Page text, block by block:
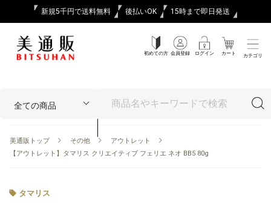
新規5千円で送料無料 後払いOK 15時まで即日発送
初めての方 会員登録 ログイン カート カテゴリ
美通販トップ その他
アウトレット
【アウトレット】タマリス クリエイティブ フェリエ ネオ BB5 80g
タマリス